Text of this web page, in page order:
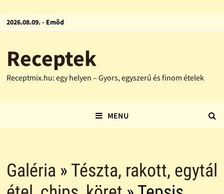
2026.08.09. - Emõd
Receptek
Receptmix.hu: egy helyen – Gyors, egyszerű és finom ételek
MENU
Galéria » Tészta, rakott, egytál